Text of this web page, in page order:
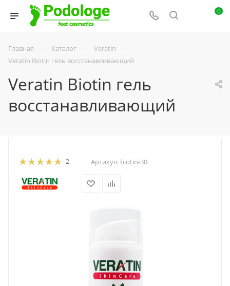
0
Главная — Каталог — Veratin —
Veratin Biotin гель восстанавливающий
Veratin Biotin гель
восстанавливающий
2 Артикул: biotin-30